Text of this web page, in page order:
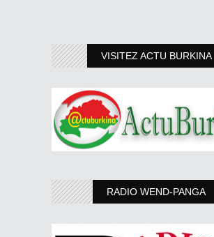
VISITEZ ACTU BURKINA
RADIO WEND-PANGA